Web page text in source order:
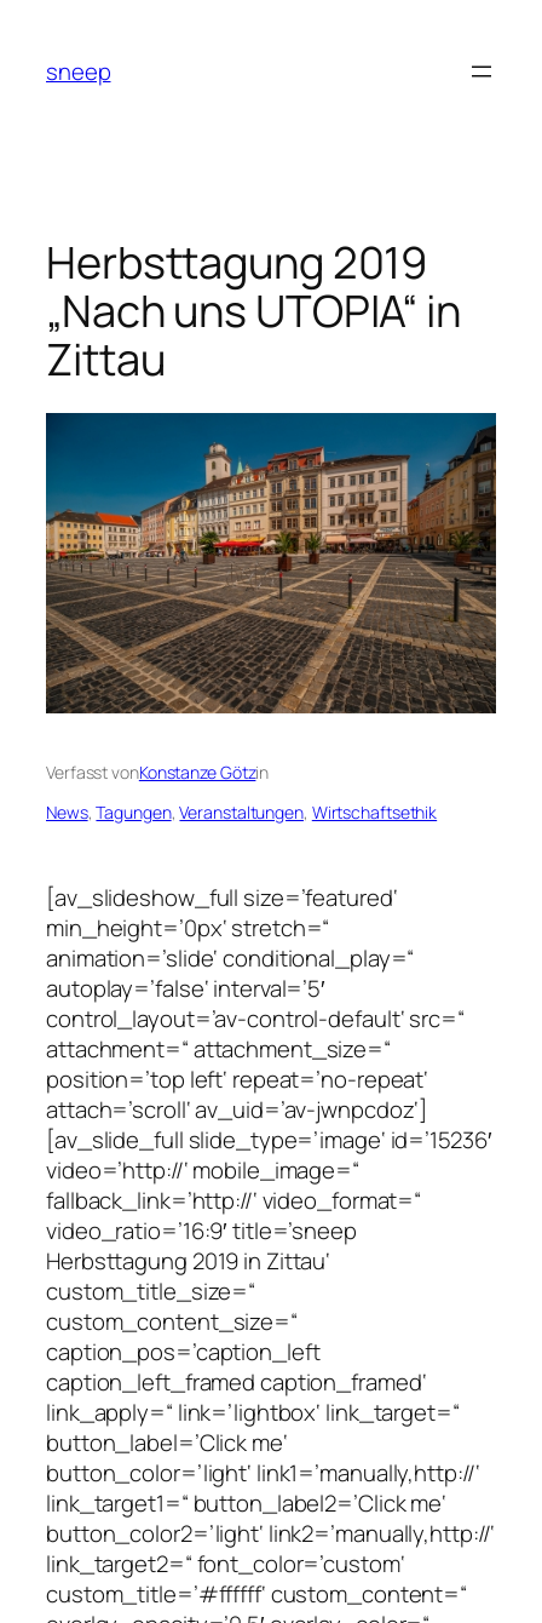
springen
sneep
Herbsttagung 2019
„Nach uns UTOPIA“ in
Zittau
Verfasst vonKonstanze Götzin
News, Tagungen, Veranstaltungen, Wirtschaftsethik
[av_slideshow_full size=’featured‘
min_height=’0px‘ stretch=“
animation=’slide‘ conditional_play=“
autoplay=’false‘ interval=’5′
control_layout=’av-control-default‘ src=“
attachment=“ attachment_size=“
position=’top left‘ repeat=’no-repeat‘
attach=’scroll‘ av_uid=’av-jwnpcdoz‘]
[av_slide_full slide_type=’image‘ id=’15236′
video=’http://‘ mobile_image=“
fallback_link=’http://‘ video_format=“
video_ratio=’16:9′ title=’sneep
Herbsttagung 2019 in Zittau‘
custom_title_size=“
custom_content_size=“
caption_pos=’caption_left
caption_left_framed caption_framed‘
link_apply=“ link=’lightbox‘ link_target=“
button_label=’Click me‘
button_color=’light‘ link1=’manually,http://‘
link_target1=“ button_label2=’Click me‘
button_color2=’light‘ link2=’manually,http://‘
link_target2=“ font_color=’custom‘
custom_title=’#ffffff‘ custom_content=“